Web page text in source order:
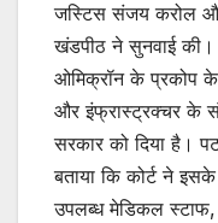
जस्टिस संजय करोल
खंडपीठ ने सुनवाई
ओमिक्रॉन के प्रकोप के
और इंफ्रास्ट्रक्चर के
सरकार को दिया है।
बताया कि कोर्ट ने
उपलब्ध मेडिकल